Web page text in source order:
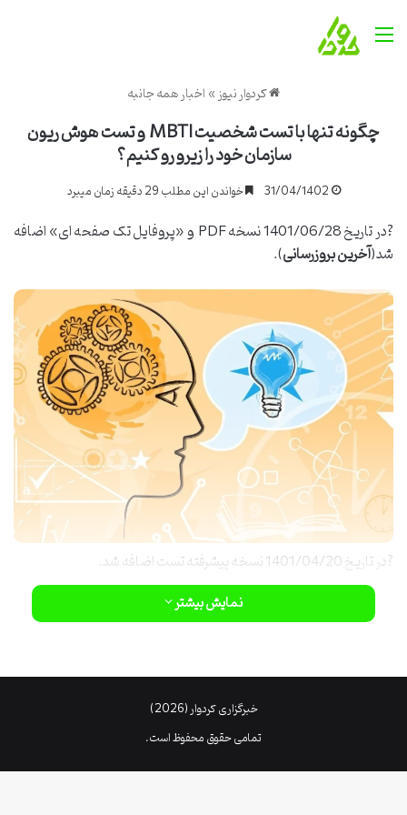
منو
کردوار نیوز»اخبار همه جانبه
چگونه تنها با تست شخصیت MBTI و تست هوش ریون
سازمان خود را زیرو رو کنیم؟
31/04/1402 خواندن این مطلب 29 دقیقه زمان میبرد
?در تاریخ 1401/06/28 نسخه PDF و «پروفایل تک صفحه ای» اضافه
شد(آخرین بروزرسانی).
?در تاریخ 1401/04/20 نسخه پیشرفته تست اضافه شد.
?در تاریخ 1401/04/15 ظاهر تفسیر جدید اضافه شد.
اضافه شد.
? در تاریخ 1401/03/25 سیستم نمره گذاری چندمحوری در ساختار
نمایش بیشتر
خبرگزاری کردوار (2026)
تمامی حقوق محفوظ است.